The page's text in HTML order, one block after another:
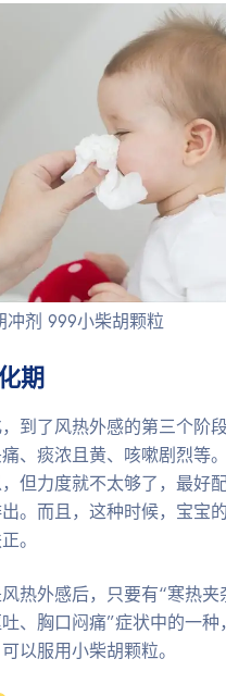
冲剂 999小柴胡颗粒
期
到了风热外感的第三个阶
、痰浓且黄、咳嗽剧烈等
但力度就不太够了，最好
。而且，这种时候，宝宝
。
热外感后，只要有“寒热夹
、胸口闷痛”症状中的一种
以服用小柴胡颗粒。